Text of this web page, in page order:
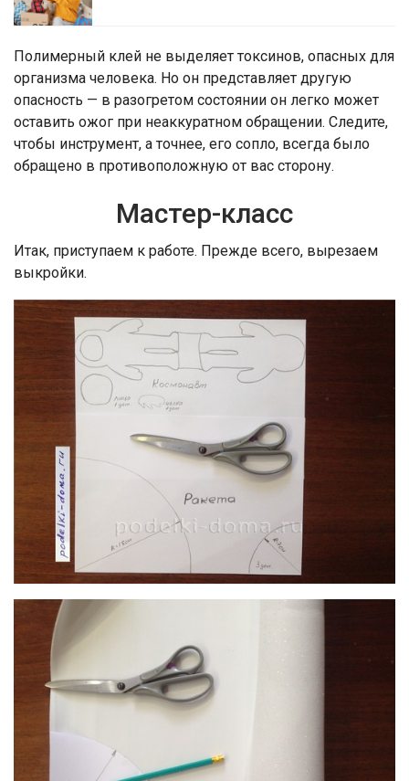
Полимерный клей не выделяет токсинов, опасных для
организма человека. Но он представляет другую
опасность — в разогретом состоянии он легко может
оставить ожог при неаккуратном обращении. Следите,
чтобы инструмент, а точнее, его сопло, всегда было
обращено в противоположную от вас сторону.
Мастер-класс
Итак, приступаем к работе. Прежде всего, вырезаем
выкройки.